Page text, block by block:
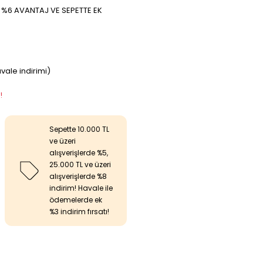
AVANTAJ VE SEPETTE EK
indirimi)
Sepette 10.000 TL
ve üzeri
alışverişlerde %5,
25.000 TL ve üzeri
alışverişlerde %8
indirim! Havale ile
ödemelerde ek
%3 indirim fırsatı!